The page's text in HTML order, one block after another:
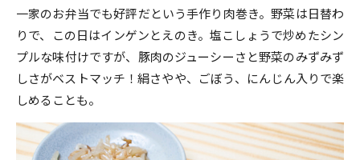
一家のお弁当でも好評だという手作り肉巻き。野菜は日替わ
りで、この日はインゲンとえのき。塩こしょうで炒めたシン
プルな味付けですが、豚肉のジューシーさと野菜のみずみず
しさがベストマッチ！絹さやや、ごぼう、にんじん入りで楽
しめることも。